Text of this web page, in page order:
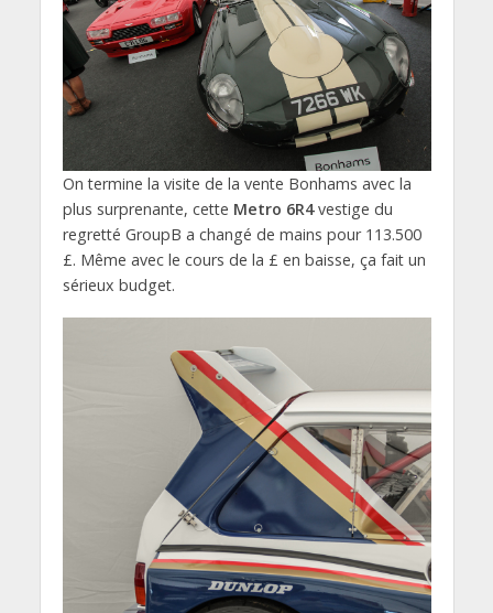
On termine la visite de la vente Bonhams avec la
plus surprenante, cette Metro 6R4vestige du
regretté GroupB a changé de mains pour 113.500
£. Même avec le cours de la £ en baisse, ça fait un
sérieux budget.